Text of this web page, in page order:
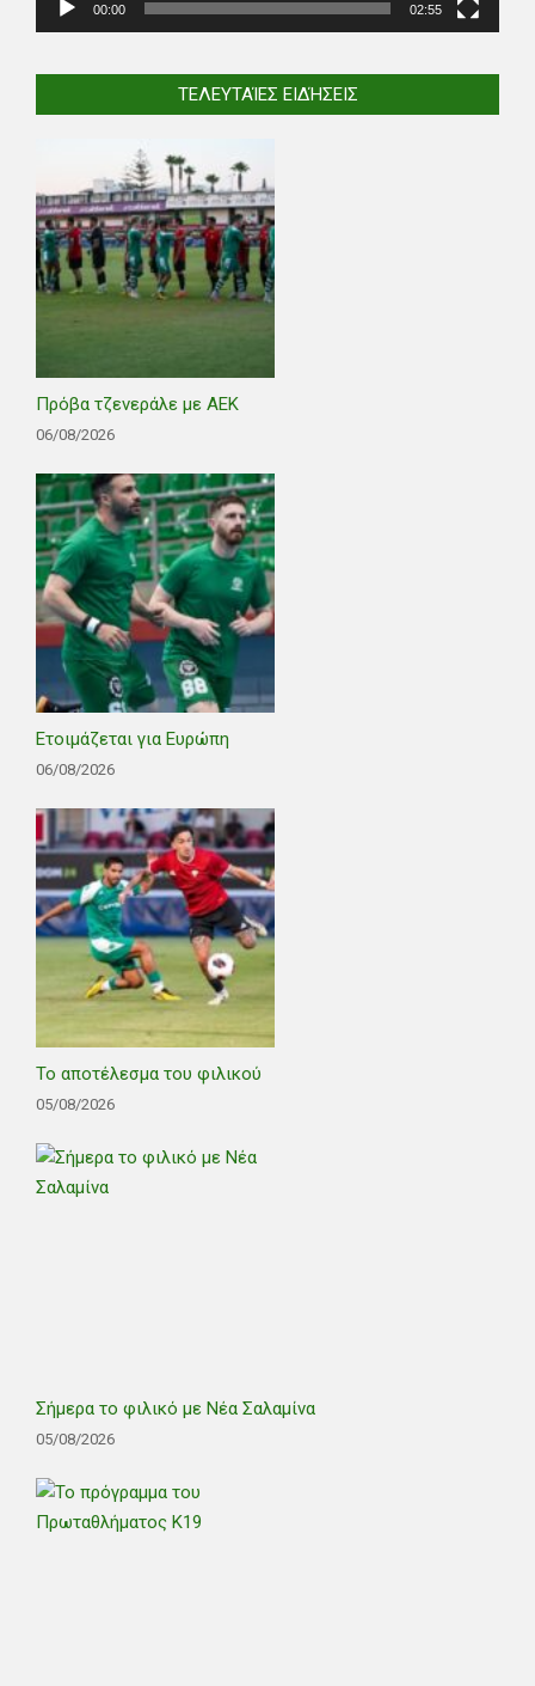
00:00 02:55
ΤΕΛΕΥΤΑΊΕΣ ΕΙΔΉΣΕΙΣ
Πρόβα τζενεράλε με ΑΕΚ
06/08/2026
Ετοιμάζεται για Ευρώπη
06/08/2026
Το αποτέλεσμα του φιλικού
05/08/2026
Σήμερα το φιλικό με Νέα Σαλαμίνα
05/08/2026